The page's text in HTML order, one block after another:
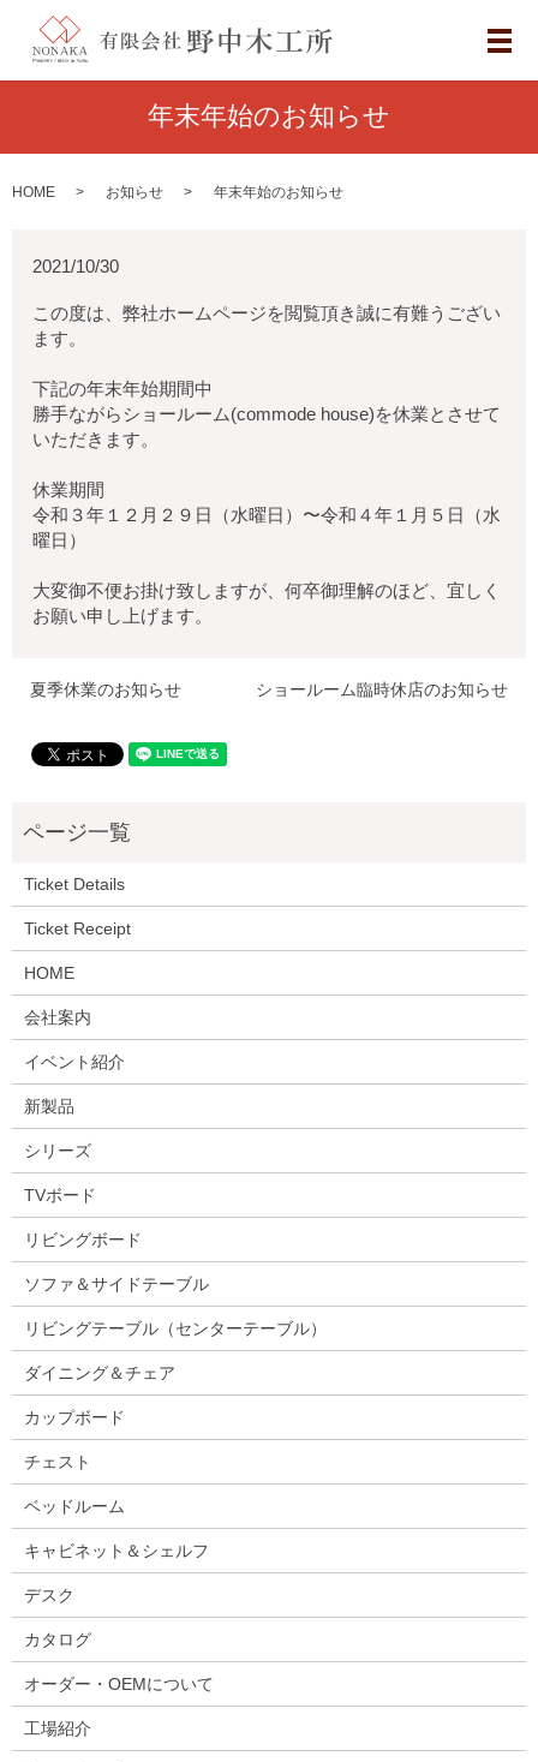
メ
年末年始のお知らせ
HOME お知らせ 年末年始のお知らせ
2021/10/30
この度は、弊社ホームページを閲覧頂き誠に有難うござい
ます。
下記の年末年始期間中
勝手ながらショールーム(commode house)を休業とさせて
いただきます。
休業期間
令和３年１２月２９日（水曜日）〜令和４年１月５日（水
曜日）
大変御不便お掛け致しますが、何卒御理解のほど、宜しく
お願い申し上げます。
夏季休業のお知らせ ショールーム臨時休店のお知らせ
Ticket Details
Ticket Receipt
HOME
会社案内
イベント紹介
新製品
シリーズ
TVボード
リビングボード
ソファ＆サイドテーブル
リビングテーブル（センターテーブル）
ダイニング＆チェア
カップボード
チェスト
ベッドルーム
キャビネット＆シェルフ
デスク
カタログ
オーダー・OEMについて
工場紹介